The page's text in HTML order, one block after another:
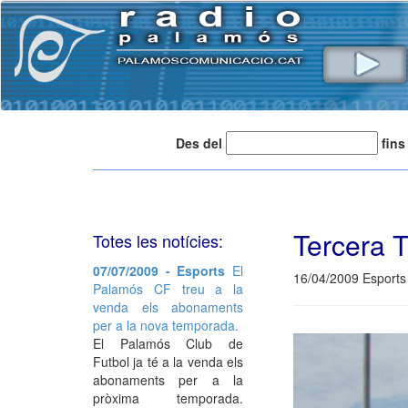
Des del fins
Tercera
16/04/2009 Esports
Totes les notícies:
07/07/2009 - Esports El
Palamós CF treu a la
venda els abonaments
per a la nova temporada.
El Palamós Club de
Futbol ja té a la venda els
abonaments per a la
pròxima temporada.